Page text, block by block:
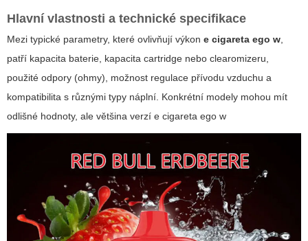
Hlavní vlastnosti a technické specifikace
Mezi typické parametry, které ovlivňují výkon e cigareta ego w,
patří kapacita baterie, kapacita cartridge nebo clearomizeru,
použité odpory (ohmy), možnost regulace přívodu vzduchu a
kompatibilita s různými typy náplní. Konkrétní modely mohou mít
odlišné hodnoty, ale většina verzí e cigareta ego w